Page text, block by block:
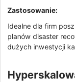
Zastosowanie:
Idealne dla firm
planów disaster
dużych inwestycji